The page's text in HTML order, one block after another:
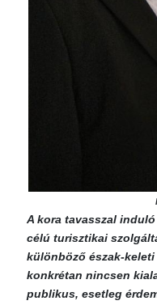
A kora tavasszal
célú turisztikai
különböző észak-
konkrétan nincsen
publikus, esetleg